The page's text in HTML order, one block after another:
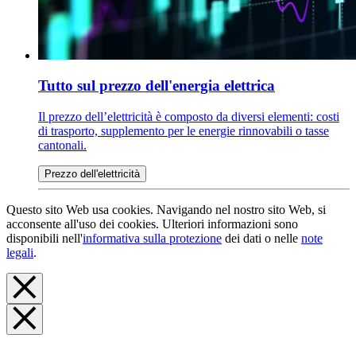
Tutto sul prezzo dell'energia elettrica
Il prezzo dell’elettricità è composto da diversi elementi: costi
di trasporto, supplemento per le energie rinnovabili o tasse
cantonali.
Prezzo dell'elettricità
Questo sito Web usa cookies. Navigando nel nostro sito Web, si
acconsente all'uso dei cookies. Ulteriori informazioni sono
disponibili nell'informativa sulla protezione dei dati o nelle note
legali.